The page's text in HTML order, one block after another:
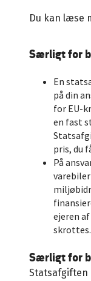
Du kan læse
Særligt for
En
på din
for EU-
en fast
pris, du
På
ejeren
skrottes.
Særligt for
Statsafgiften